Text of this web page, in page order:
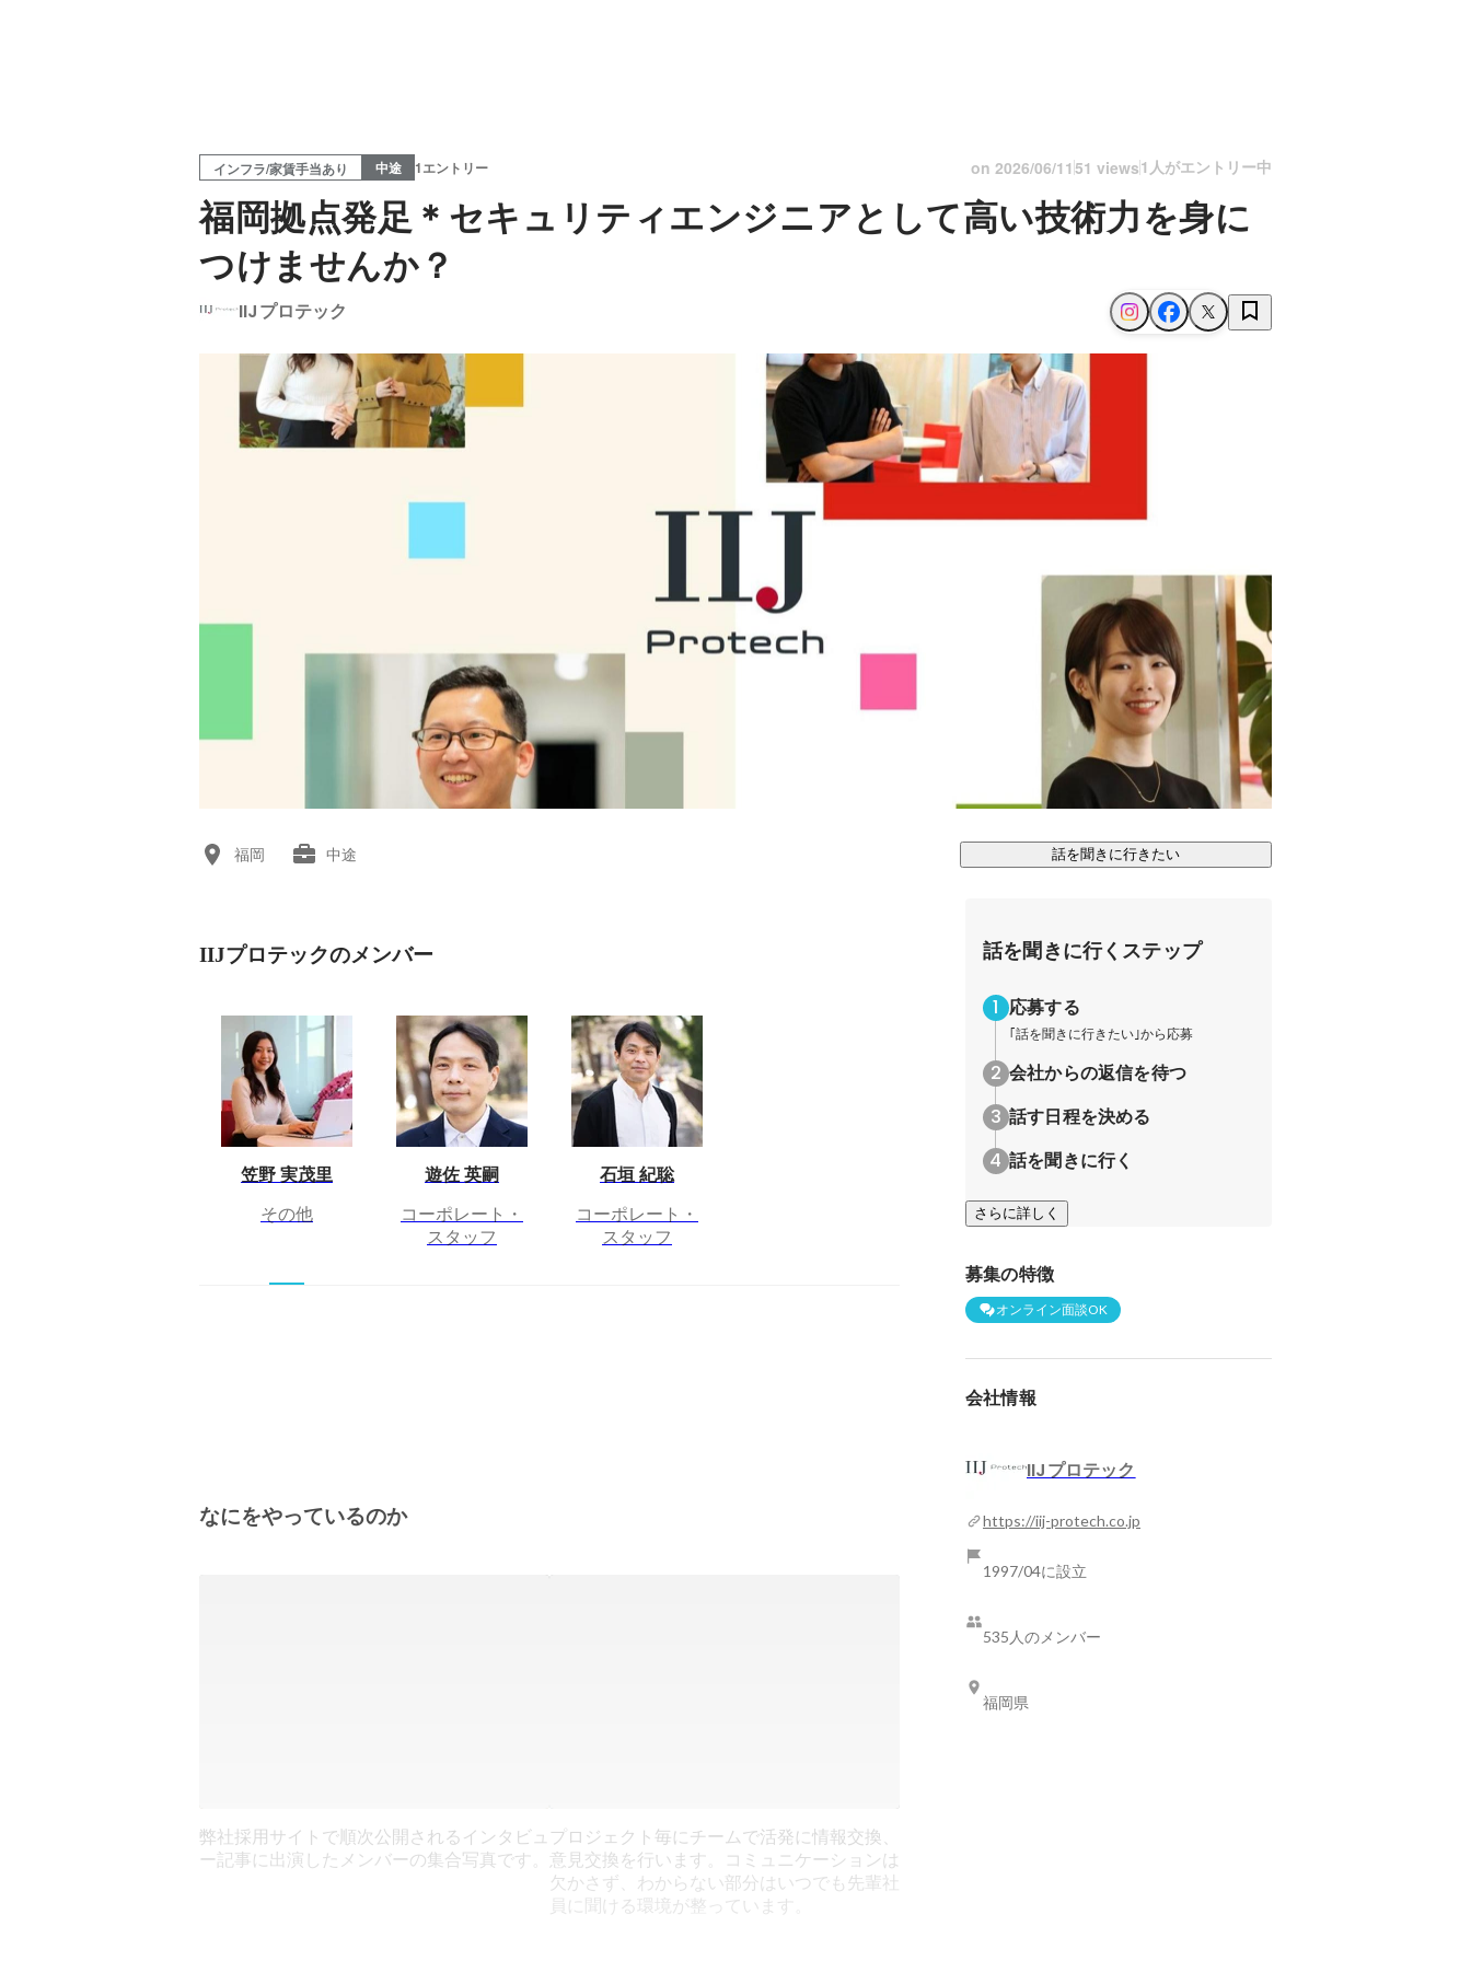
インフラ/家賃手当あり 中途 1エントリー on 2026/06/11 51 views1人がエントリー中
福岡拠点発足＊セキュリティエンジニアとして高い技術力を身に
つけませんか？
IIJプロテック
福岡 中途 話を聞きに行きたい
IIJプロテックのメンバー
笠野 実茂里
その他
遊佐 英嗣
コーポレート・
スタッフ
石垣 紀聡
コーポレート・
スタッフ
なにをやっているのか
弊社採用サイトで順次公開されるインタビュ
ー記事に出演したメンバーの集合写真です。
プロジェクト毎にチームで活発に情報交換、
意見交換を行います。コミュニケーションは
欠かさず、わからない部分はいつでも先輩社
員に聞ける環境が整っています。
話を聞きに行くステップ
応募する
｢話を聞きに行きたい｣から応募
会社からの返信を待つ
話す日程を決める
話を聞きに行く
さらに詳しく
募集の特徴
オンライン面談OK
会社情報
IIJプロテック
https://iij-protech.co.jp
1997/04に設立
535人のメンバー
福岡県